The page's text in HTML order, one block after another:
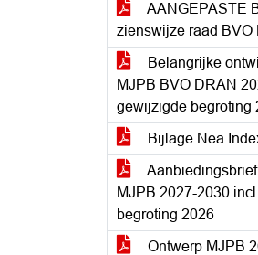
AANGEPASTE
zienswijze raad BVO
Belangrijke
MJPB BVO DRAN
gewijzigde begroting
Bijlage Nea
MJPB 2027-2030
begroting 2026
Ontwerp MJPB